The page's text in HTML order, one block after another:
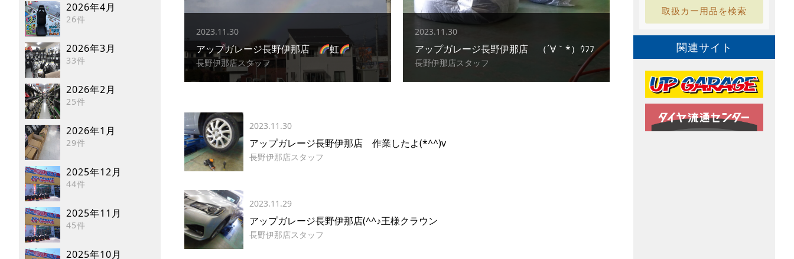
2026年4月
26件
2026年3月
33件
2026年2月
25件
2026年1月
29件
2025年12月
44件
2025年11月
45件
2025年10月
2023.11.30
アップガレージ長野伊那店 虹
長野伊那店スタッフ
2023.11.30
アップガレージ長野伊那店 （´∀｀*）ｳﾌﾌ
長野伊那店スタッフ
2023.11.30
アップガレージ長野伊那店 作業したよ(*^^)v
長野伊那店スタッフ
2023.11.29
アップガレージ長野伊那店(^^♪王様クラウン
長野伊那店スタッフ
取扱カー用品を検索
関連サイト